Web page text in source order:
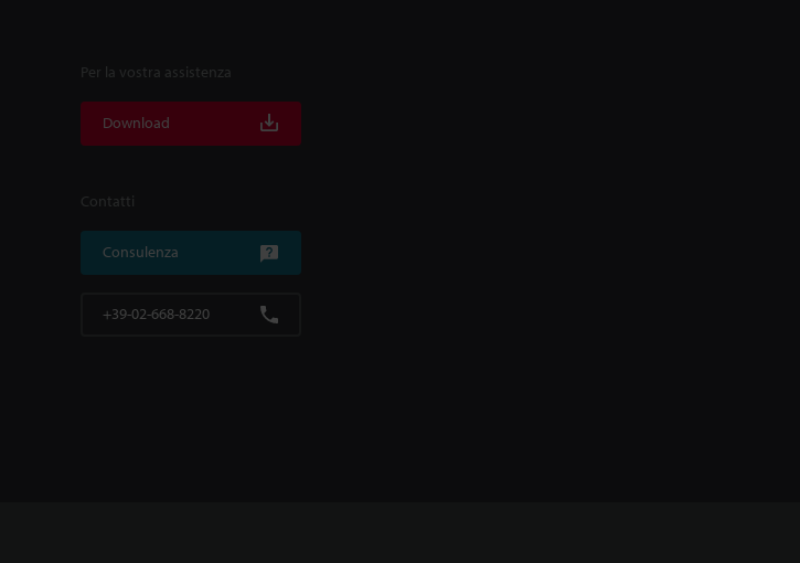
Per la vostra assistenza
Download
Contatti
Consulenza
+39-02-668-8220